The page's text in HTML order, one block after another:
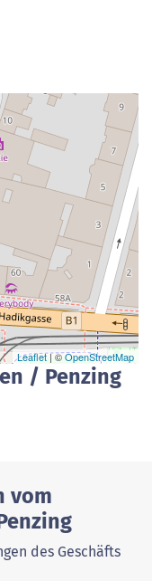
Leaflet| ©OpenStreetMap
/ Penzing
vom
des Geschäfts